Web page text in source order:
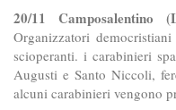
20/11 Camposalentino
Organizzatori
scioperanti. i carabinieri
Augusti e Santo Niccoli,
alcuni carabinieri vengono